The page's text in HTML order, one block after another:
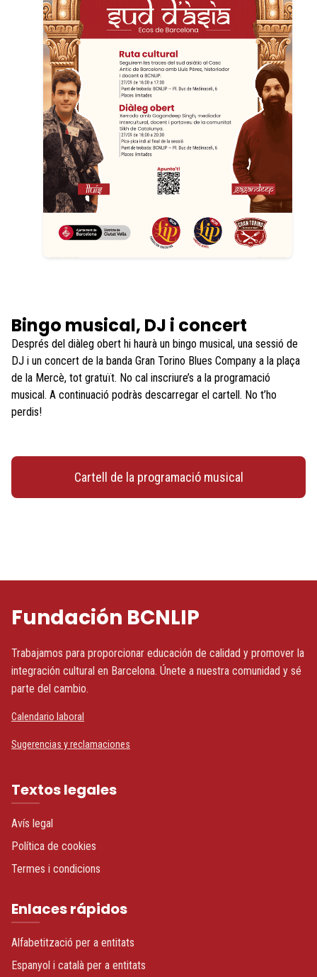
Bingo musical, DJ i concert
Després del diàleg obert hi haurà un bingo musical, una sessió de
DJ i un concert de la banda Gran Torino Blues Company a la plaça
de la Mercè, tot gratuït. No cal inscriure’s a la programació
musical. A continuació podràs descarregar el cartell. No t’ho
perdis!
Cartell de la programació musical
Fundación BCNLIP
Trabajamos para proporcionar educación de calidad y promover la
integración cultural en Barcelona. Únete a nuestra comunidad y sé
parte del cambio.
Calendario laboral
Sugerencias y reclamaciones
Textos legales
Avís legal
Política de cookies
Termes i condicions
Enlaces rápidos
Alfabetització per a entitats
Espanyol i català per a entitats